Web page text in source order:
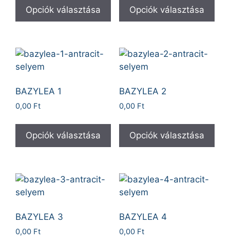
Opciók választása Opciók választása
BAZYLEA 1
0,00 Ft
Opciók választása
BAZYLEA 2
0,00 Ft
Opciók választása
BAZYLEA 3
0,00 Ft
BAZYLEA 4
0,00 Ft